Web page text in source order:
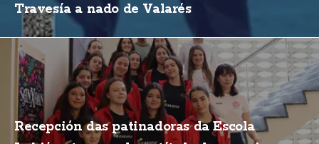
Travesía a nado de Valarés
Recepción das patinadoras da Escola